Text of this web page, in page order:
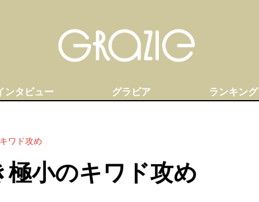
ンタビュー グラビア ランキング
ワド攻め
小のキワド攻め